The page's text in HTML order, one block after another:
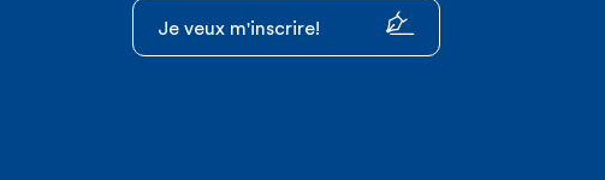
Je veux m'inscrire!